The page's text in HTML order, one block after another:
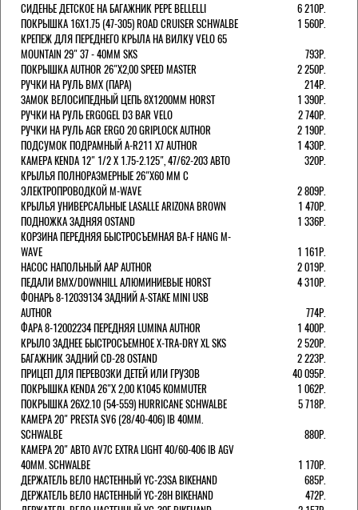
СИДЕНЬЕ ДЕТСКОЕ НА БАГАЖНИК PEPE BELLELLI
6 210Р.
ПОКРЫШКА 16X1.75 (47-305) ROAD CRUISER SCHWALBE
1 560Р.
КРЕПЕЖ ДЛЯ ПЕРЕДНЕГО КРЫЛА НА ВИЛКУ VELO 65
MOUNTAIN 29" 37 - 40ММ SKS
793Р.
ПОКРЫШКА AUTHOR 26"Х2,00 SPEED MASTER
2 250Р.
РУЧКИ НА РУЛЬ BMX (ПАРА)
214Р.
ЗАМОК ВЕЛОCИПЕДНЫЙ ЦЕПЬ 8Х1200ММ HORST
1 390Р.
РУЧКИ НА РУЛЬ ERGOGEL D3 BAR VELO
2 740Р.
РУЧКИ НА РУЛЬ AGR ERGO 20 GRIPLOCK AUTHOR
2 190Р.
ПОДСУМОК ПОДРАМНЫЙ A-R211 X7 AUTHOR
1 430Р.
КАМЕРА KENDA 12" 1/2 Х 1.75-2.125", 47/62-203 АВТО
320Р.
КРЫЛЬЯ ПОЛНОРАЗМЕРНЫЕ 26"Х60 ММ С
ЭЛЕКТРОПРОВОДКОЙ M-WAVE
2 809Р.
КРЫЛЬЯ УНИВЕРСАЛЬНЫЕ LASALLE ARIZONA BROWN
1 470Р.
ПОДНОЖКА ЗАДНЯЯ OSTAND
1 336Р.
КОРЗИНА ПЕРЕДНЯЯ БЫСТРОСЪЕМНАЯ BA-F HANG M-
WAVE
1 161Р.
НАСОС НАПОЛЬНЫЙ AAP AUTHOR
2 019Р.
ПЕДАЛИ BMX/DOWNHILL АЛЮМИНИЕВЫЕ HORST
4 310Р.
ФОНАРЬ 8-12039134 ЗАДНИЙ A-STAKE MINI USB
AUTHOR
774Р.
ФАРА 8-12002234 ПЕРЕДНЯЯ LUMINA AUTHOR
1 400Р.
КРЫЛО ЗАДНЕЕ БЫСТРОСЪЕМНОЕ X-TRA-DRY XL SKS
2 520Р.
БАГАЖНИК ЗАДНИЙ CD-28 OSTAND
2 223Р.
ПРИЦЕП ДЛЯ ПЕРЕВОЗКИ ДЕТЕЙ ИЛИ ГРУЗОВ
40 095Р.
ПОКРЫШКА KENDA 26"Х 2,00 K1045 KOMMUTER
1 062Р.
ПОКРЫШКА 26X2.10 (54-559) HURRICANE SCHWALBE
5 718Р.
КАМЕРА 20" PRESTA SV6 (28/40-406) IB 40MM.
SCHWALBE
880Р.
КАМЕРА 20" АВТО AV7C EXTRA LIGHT 40/60-406 IB AGV
40MM. SCHWALBE
1 170Р.
ДЕРЖАТЕЛЬ ВЕЛО НАСТЕННЫЙ YC-23SA BIKEHAND
685Р.
ДЕРЖАТЕЛЬ ВЕЛО НАСТЕННЫЙ YC-28H BIKEHAND
472Р.